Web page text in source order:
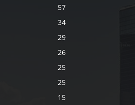
57
34
29
26
25
25
15